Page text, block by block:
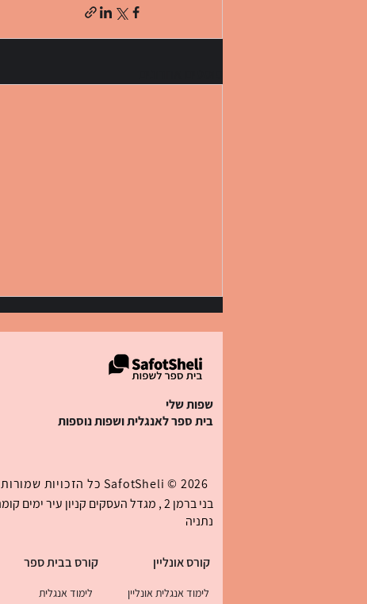
דוגמאות ודף עבודה
שפות שלי
בית ספר לאנגלית ושפות נוספות
2026 ©
SafotSheliכל הזכויות שמורות
נתניה
קורס אונליין קורס בבית ספר
לימוד אנגלית אונליין לימוד אנגלית